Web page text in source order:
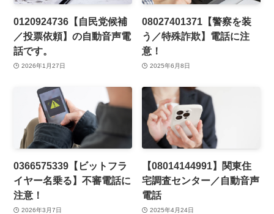
0120924736【自民党候補
／投票依頼】の自動音声電
話です。
2026年1月27日
08027401371【警察を装
う／特殊詐欺】電話に注
意！
2025年6月8日
0366575339【ビットフラ
イヤー名乗る】不審電話に
注意！
2026年3月7日
【08014144991】関東住
宅調査センター／自動音声
電話
2025年4月24日